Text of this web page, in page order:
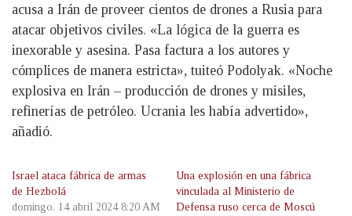
acusa a Irán de proveer cientos de drones a Rusia para
atacar objetivos civiles. «La lógica de la guerra es
inexorable y asesina. Pasa factura a los autores y
cómplices de manera estricta», tuiteó Podolyak. «Noche
explosiva en Irán – producción de drones y misiles,
refinerías de petróleo. Ucrania les había advertido»,
añadió.
Israel ataca fábrica de armas
de Hezbolá
domingo, 14 abril 2024 8:20 AM
Una explosión en una fábrica
vinculada al Ministerio de
Defensa ruso cerca de Moscú